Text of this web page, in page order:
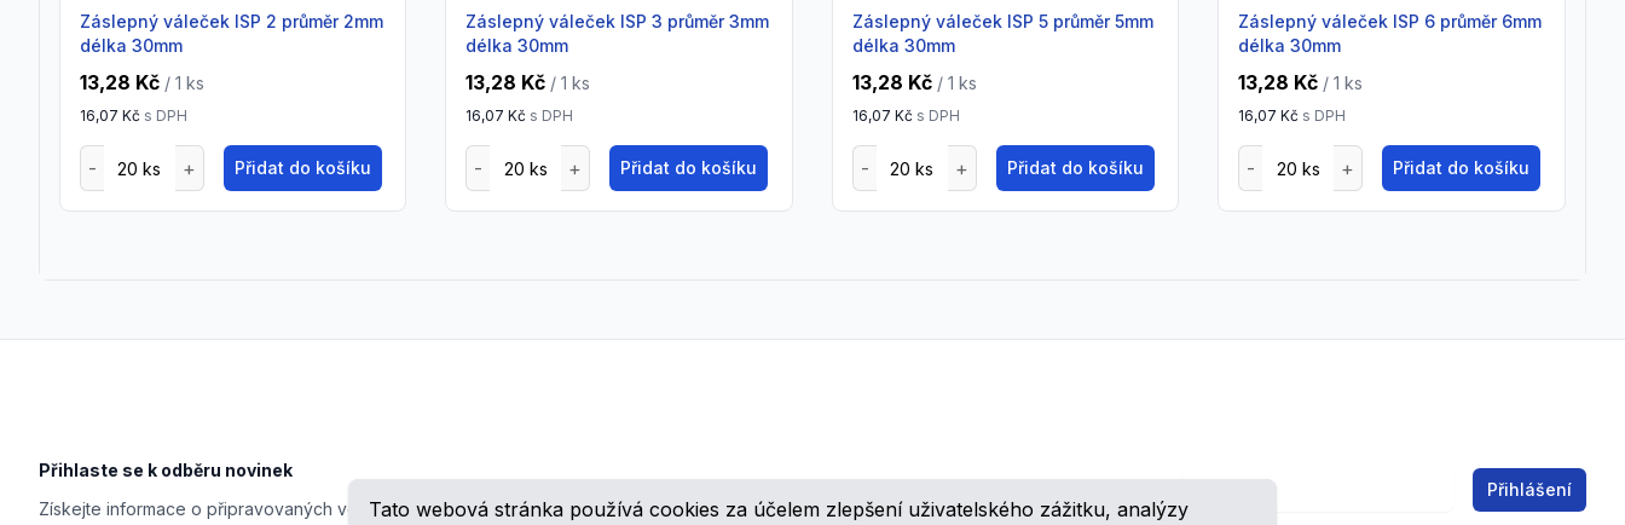
Tato webová stránka používá cookies za účelem zlepšení uživatelského zážitku, analýzy
Záslepný váleček ISP 2 průměr 2mm
délka 30mm
13,28 Kč / 1 ks
16,07 Kč s DPH
Přidat do košíku
Záslepný váleček ISP 3 průměr 3mm
délka 30mm
13,28 Kč / 1 ks
16,07 Kč s DPH
Přidat do košíku
Záslepný váleček ISP 5 průměr 5mm
délka 30mm
13,28 Kč / 1 ks
16,07 Kč s DPH
Přidat do košíku
Záslepný váleček ISP 6 průměr 6mm
délka 30mm
13,28 Kč / 1 ks
16,07 Kč s DPH
Přidat do košíku
Přihlaste se k odběru novinek
Získejte informace o připravovaných veletrzích, školeních, novinkách, speciálních cenových nabídkách a různých zajímavých akcích.
Email address Přihlášení